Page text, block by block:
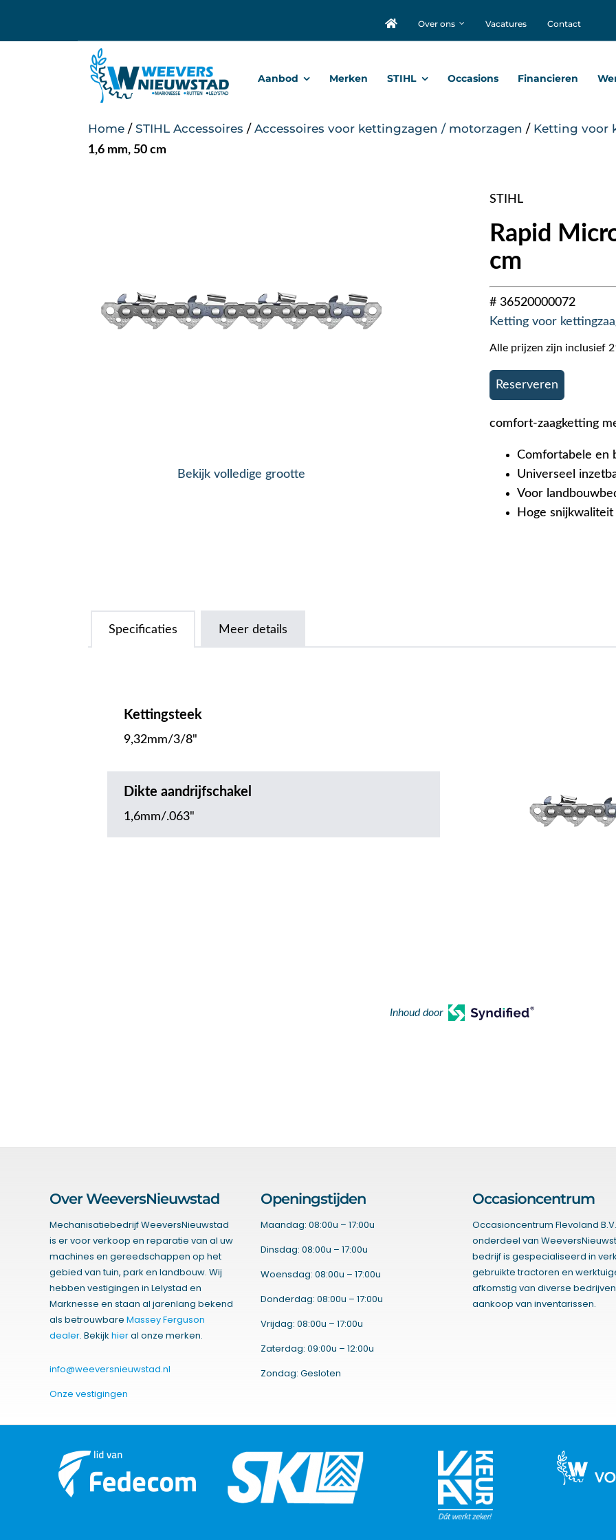
Over ons Vacatures Contact
Aanbod Merken STIHL Occasions Financieren
Home / STIHL Accessoires / Accessoires voor kettingzagen / motorzagen / Ketting voor
1,6 mm, 50 cm
Bekijk volledige grootte
STIHL
Rapid
cm
# 36520000072
Ketting voor
Alle prijzen zijn inclusief
Reserveren
comfort-zaagketting
Comfortabele en
Universeel
Voor
Hoge
Specificaties Meer details
Kettingsteek
9,32mm/3/8"
Dikte aandrijfschakel
1,6mm/.063"
Inhoud door
Over WeeversNieuwstad
Mechanisatiebedrijf WeeversNieuwstad
is er voor verkoop en reparatie van al uw
machines en gereedschappen op het
gebied van tuin, park en landbouw. Wij
hebben vestigingen in Lelystad en
Marknesse en staan al jarenlang bekend
als betrouwbare Massey Ferguson
dealer. Bekijkhieral onze merken.
info@weeversnieuwstad.nl
Onze vestigingen
Openingstijden
Maandag: 08:00u – 17:00u
Dinsdag: 08:00u – 17:00u
Woensdag: 08:00u – 17:00u
Donderdag: 08:00u – 17:00u
Vrijdag: 08:00u – 17:00u
Zaterdag: 09:00u – 12:00u
Zondag: Gesloten
Occasioncentrum
Occasioncentrum Flevoland
onderdeel van
bedrijf is gespecialiseerd in
gebruikte tractoren en
afkomstig van diverse
aankoop van inventarissen.